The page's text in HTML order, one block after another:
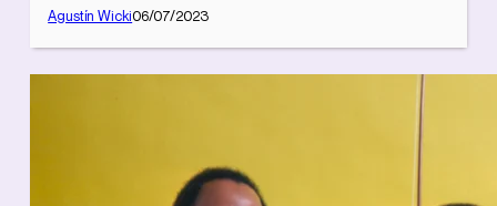
Agustín Wicki06/07/2023